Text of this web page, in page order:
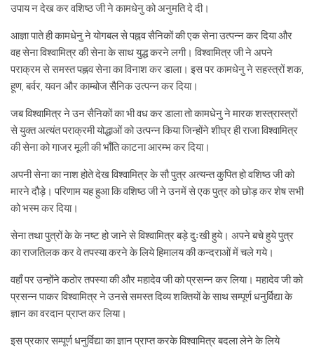
उपाय न देख कर वशिष्ठ जी ने कामधेनु को अनुमति दे दी।
आज्ञा पाते ही कामधेनु ने योगबल से पह्नव सैनिकों की एक सेना उत्पन्न कर दिया और
वह सेना विश्वामित्र की सेना के साथ युद्ध करने लगी। विश्वामित्र जी ने अपने
पराक्रम से समस्त पह्नव सेना का विनाश कर डाला। इस पर कामधेनु ने सहस्त्रों शक,
हूण, बर्वर, यवन और काम्बोज सैनिक उत्पन्न कर दिया।
जब विश्वामित्र ने उन सैनिकों का भी वध कर डाला तो कामधेनु ने मारक शस्त्रास्त्रों
से युक्त अत्यंत पराक्रमी योद्धाओं को उत्पन्न किया जिन्होंने शीघ्र ही राजा विश्वामित्र
की सेना को गाजर मूली की भाँति काटना आरम्भ कर दिया।
अपनी सेना का नाश होते देख विश्वामित्र के सौ पुत्र अत्यन्त कुपित हो वशिष्ठ जी को
मारने दौड़े। परिणाम यह हुआ कि वशिष्ठ जी ने उनमें से एक पुत्र को छोड़ कर शेष सभी
को भस्म कर दिया।
सेना तथा पुत्रों के के नष्ट हो जाने से विश्वामित्र बड़े दुःखी हुये। अपने बचे हुये पुत्र
का राजतिलक कर वे तपस्या करने के लिये हिमालय की कन्दराओं में चले गये।
वहाँ पर उन्होंने कठोर तपस्या की और महादेव जी को प्रसन्न कर लिया। महादेव जी को
प्रसन्न पाकर विश्वामित्र ने उनसे समस्त दिव्य शक्तियों के साथ सम्पूर्ण धनुर्विद्या के
ज्ञान का वरदान प्राप्त कर लिया।
इस प्रकार सम्पूर्ण धनुर्विद्या का ज्ञान प्राप्त करके विश्वामित्र बदला लेने के लिये